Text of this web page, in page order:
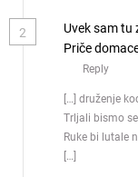
2
Uvek sam tu
Priče
Reply
[…] druženje
Trljali bismo
Ruke bi lutale
[…]